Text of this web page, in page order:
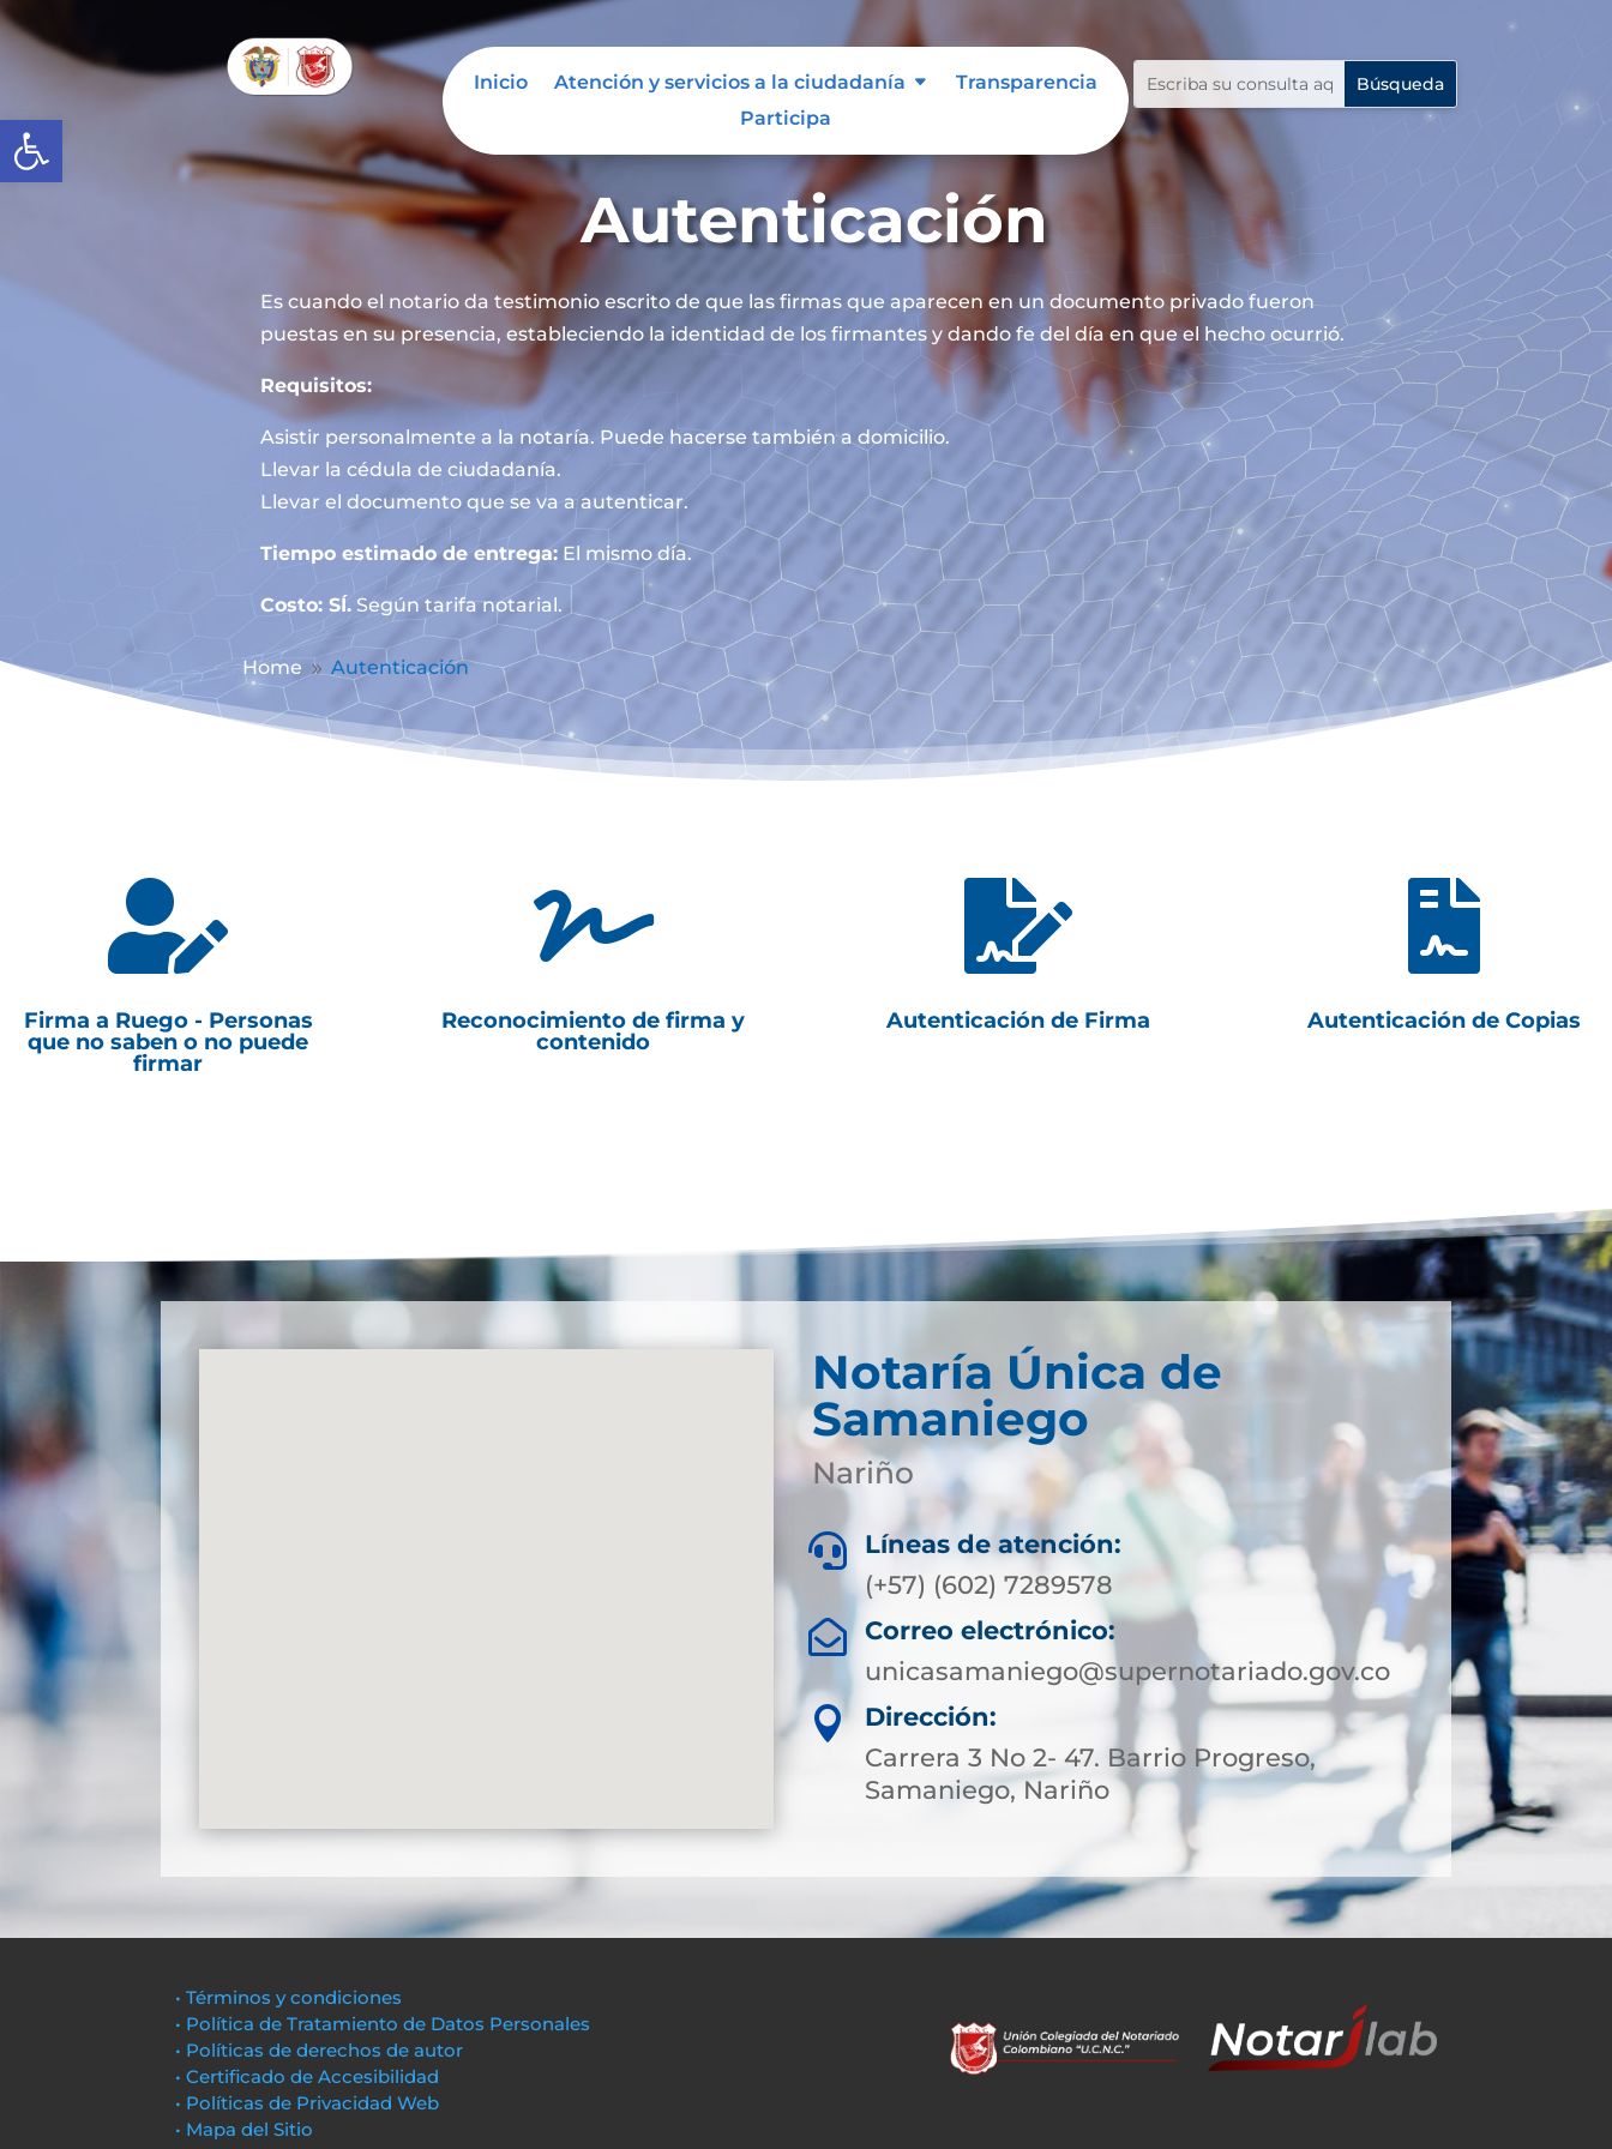
Abrir barra de herramientas
Inicio Atención y servicios a la ciudadanía
Transparencia
Participa
Autenticación
Es cuando el notario da testimonio escrito de que las firmas que aparecen en un documento privado fueron
puestas en su presencia, estableciendo la identidad de los firmantes y dando fe del día en que el hecho ocurrió.
Requisitos:
Asistir personalmente a la notaría. Puede hacerse también a domicilio.
Llevar la cédula de ciudadanía.
Llevar el documento que se va a autenticar.
Tiempo estimado de entrega:El mismo día.
Costo: SÍ.Según tarifa notarial.
Home 9 Autenticación

Firma a Ruego - Personas
que no saben o no puede
firmar

Reconocimiento de firma y
contenido

Autenticación de Firma

Autenticación de Copias
Notaría Única de
Samaniego
Nariño

Líneas de atención:
(+57) (602) 7289578

Correo electrónico:
unicasamaniego@supernotariado.gov.co

Dirección:
Carrera 3 No 2- 47. Barrio Progreso,
Samaniego, Nariño
• Términos y condiciones
• Política de Tratamiento de Datos Personales
• Políticas de derechos de autor
• Certificado de Accesibilidad
• Políticas de Privacidad Web
• Mapa del Sitio